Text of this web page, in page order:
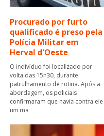
Procurado por furto
qualificado é preso pela
Polícia Militar em
Herval d'Oeste
O indivíduo foi localizado por
volta das 15h30, durante
patrulhamento de rotina. Após a
abordagem, os policiais
confirmaram que havia contra ele
um ma